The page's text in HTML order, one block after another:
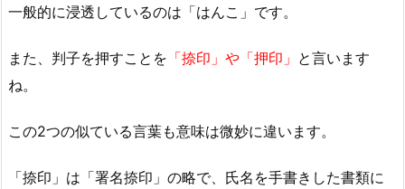
一般的に浸透しているのは「はんこ」です。
また、判子を押すことを 「捺印」や「押印」 と言います
ね。
この2つの似ている言葉も意味は微妙に違います。
「捺印」は「署名捺印」の略で、氏名を手書きした書類に